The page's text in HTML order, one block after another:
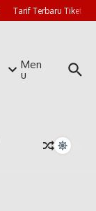
Tarif Terbaru Tiket
Men
u